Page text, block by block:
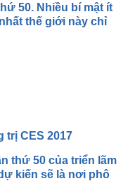
50. Nhiều bí mật ít
thế giới này chỉ
trị CES 2017
thứ 50 của triển lãm
kiến sẽ là nơi phô